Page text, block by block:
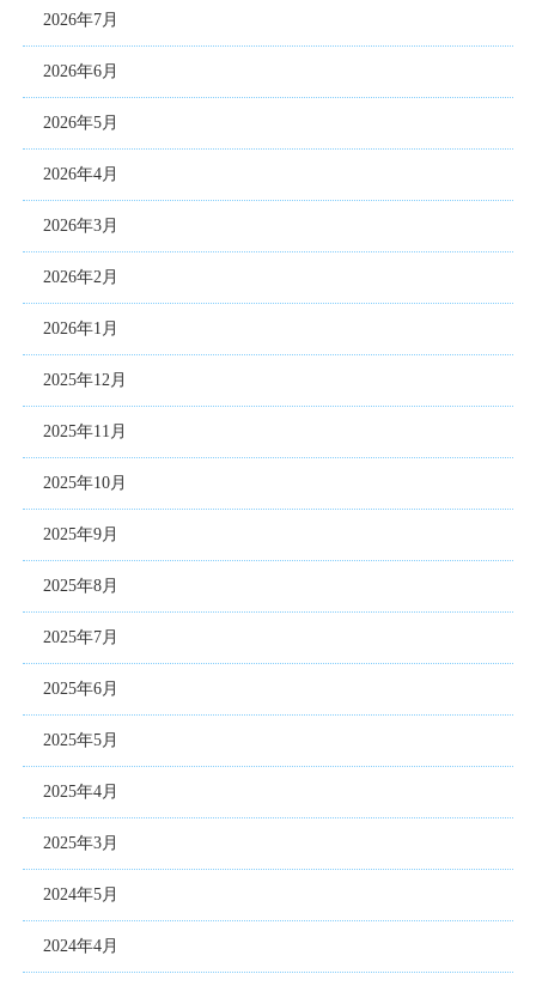
2026年7月
2026年6月
2026年5月
2026年4月
2026年3月
2026年2月
2026年1月
2025年12月
2025年11月
2025年10月
2025年9月
2025年8月
2025年7月
2025年6月
2025年5月
2025年4月
2025年3月
2024年5月
2024年4月